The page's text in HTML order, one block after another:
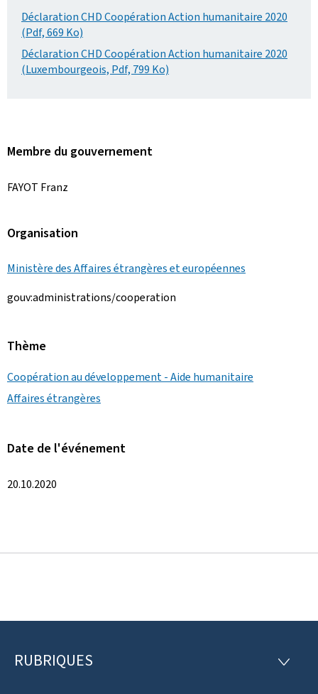
Déclaration CHD Coopération Action humanitaire 2020
(Pdf, 669 Ko)
Déclaration CHD Coopération Action humanitaire 2020
(Luxembourgeois, Pdf, 799 Ko)
Membre du gouvernement
FAYOT Franz
Organisation
Ministère des Affaires étrangères et européennes
gouv:administrations/cooperation
Thème
Coopération au développement - Aide humanitaire
Affaires étrangères
Date de l'événement
20.10.2020
P
RUBRIQUES
R